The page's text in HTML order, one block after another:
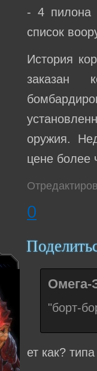
- 4 пилона
список
История
заказан
оружия.
цене более
0
Омега-
"борт-
ет как?